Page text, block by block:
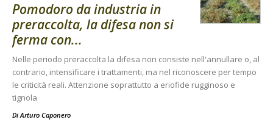
Pomodoro da industria in
preraccolta, la difesa non si
ferma con...
Nelle periodo preraccolta la difesa non consiste nell'annullare o, al
contrario, intensificare i trattamenti, ma nel riconoscere per tempo
le criticità reali. Attenzione soprattutto a eriofide rugginoso e
tignola
DiArturo Caponero